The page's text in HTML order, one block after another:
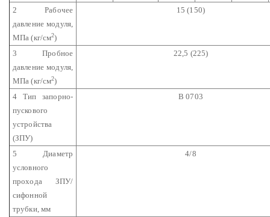
2 Рабочее
давление модуля,
МПа (кг/см2)
15 (150)
3 Пробное
давление модуля,
МПа (кг/см2)
22,5 (225)
4 Тип запорно-
пускового
устройства
(ЗПУ)
В 0703
5 Диаметр
условного
прохода ЗПУ/
сифонной
трубки, мм
4/8